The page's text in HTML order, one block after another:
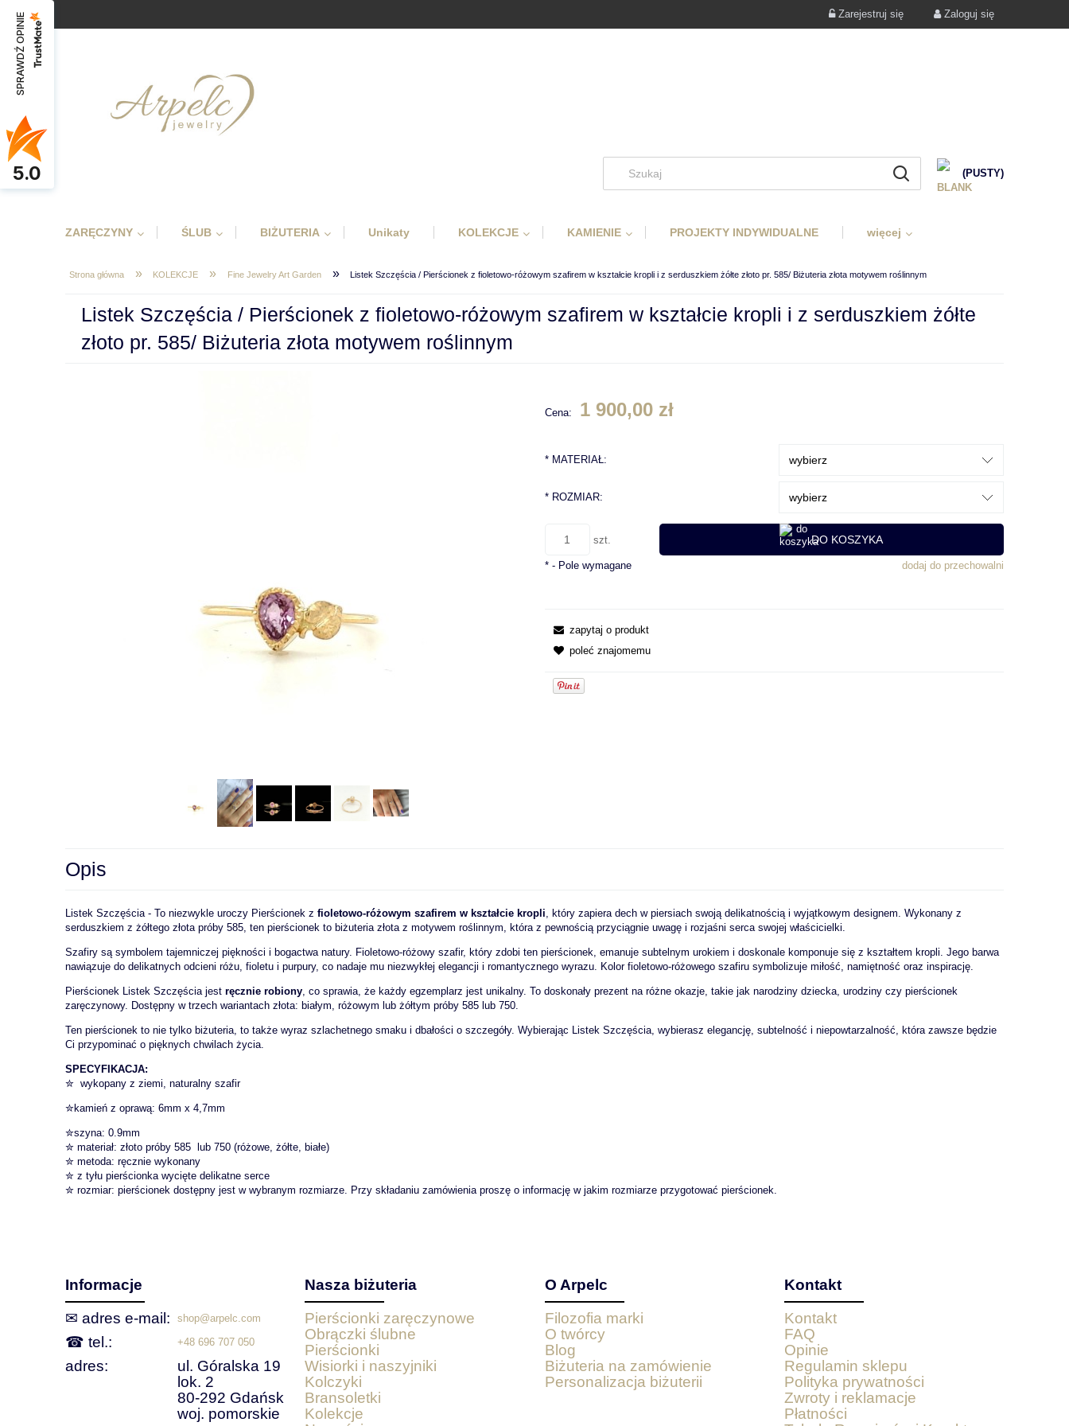
Zarejestruj się Zaloguj się
(PUSTY)
ZARĘCZYNY ŚLUB BIŻUTERIA Unikaty KOLEKCJE KAMIENIE PROJEKTY INDYWIDUALNE więcej
Strona główna » KOLEKCJE » Fine Jewelry Art Garden » Listek Szczęścia / Pierścionek z fioletowo-różowym szafirem w kształcie kropli i z serduszkiem żółte złoto pr. 585/ Biżuteria złota motywem roślinnym
Listek Szczęścia / Pierścionek z fioletowo-różowym szafirem w kształcie kropli i z serduszkiem żółte
złoto pr. 585/ Biżuteria złota motywem roślinnym
Cena: 1 900,00 zł
*MATERIAŁ:
*ROZMIAR:
szt. DO KOSZYKA
dodaj do przechowalni
*- Pole wymagane
zapytaj o produkt
poleć znajomemu
Opis
Listek Szczęścia - To niezwykle uroczy Pierścionek z fioletowo-różowym szafirem w kształcie kropli , który zapiera dech w piersiach swoją delikatnością i wyjątkowym designem. Wykonany z
serduszkiem z żółtego złota próby 585, ten pierścionek to biżuteria złota z motywem roślinnym, która z pewnością przyciągnie uwagę i rozjaśni serca swojej właścicielki.
Szafiry są symbolem tajemniczej piękności i bogactwa natury. Fioletowo-różowy szafir, który zdobi ten pierścionek, emanuje subtelnym urokiem i doskonale komponuje się z kształtem kropli. Jego barwa
nawiązuje do delikatnych odcieni różu, fioletu i purpury, co nadaje mu niezwykłej elegancji i romantycznego wyrazu. Kolor fioletowo-różowego szafiru symbolizuje miłość, namiętność oraz inspirację.
Pierścionek Listek Szczęścia jest ręcznie robiony , co sprawia, że każdy egzemplarz jest unikalny. To doskonały prezent na różne okazje, takie jak narodziny dziecka, urodziny czy pierścionek
zaręczynowy. Dostępny w trzech wariantach złota: białym, różowym lub żółtym próby 585 lub 750.
Ten pierścionek to nie tylko biżuteria, to także wyraz szlachetnego smaku i dbałości o szczegóły. Wybierając Listek Szczęścia, wybierasz elegancję, subtelność i niepowtarzalność, która zawsze będzie
Ci przypominać o pięknych chwilach życia.
SPECYFIKACJA:
✮ wykopany z ziemi, naturalny szafir
✮kamień z oprawą: 6mm x 4,7mm
✮szyna: 0.9mm
✮ materiał: złoto próby 585 lub 750 (różowe, żółte, białe)
✮ metoda: ręcznie wykonany
✮ z tyłu pierścionka wycięte delikatne serce
✮ rozmiar: pierścionek dostępny jest w wybranym rozmiarze. Przy składaniu zamówienia proszę o informację w jakim rozmiarze przygotować pierścionek.
Informacje
✉ adres e‑mail:
shop@arpelc.com
☎ tel.: +48 696 707 050
adres:
ul. Góralska 19
lok. 2
80-292 Gdańsk
woj. pomorskie
Nasza biżuteria
Pierścionki zaręczynowe
Obrączki ślubne
Pierścionki
Wisiorki i naszyjniki
Kolczyki
Bransoletki
Kolekcje
O Arpelc
Filozofia marki
O twórcy
Blog
Biżuteria na zamówienie
Personalizacja biżuterii
Kontakt
Kontakt
FAQ
Opinie
Regulamin sklepu
Polityka prywatności
Zwroty i reklamacje
Płatności
SPRAWDŹ OPINIE
5.0